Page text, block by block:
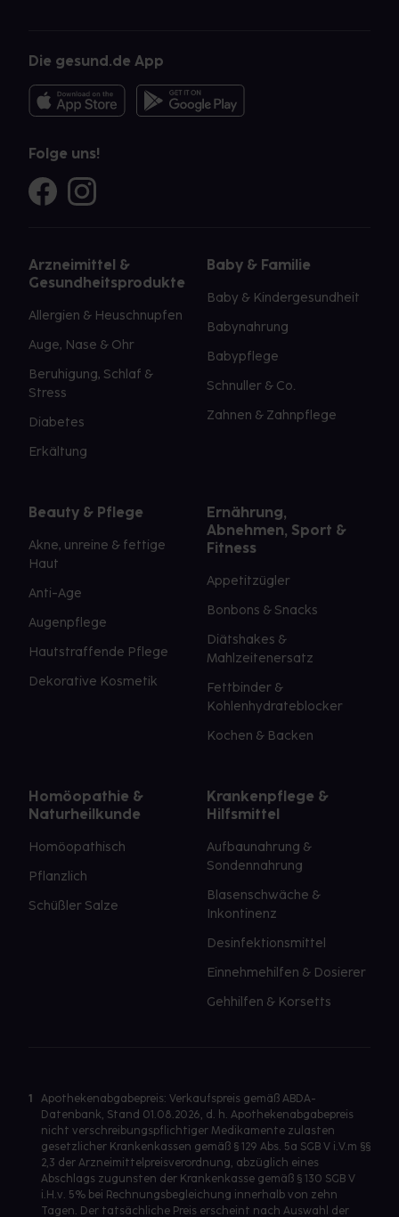
Die gesund.de App
Folge uns!
Arzneimittel &
Gesundheitsprodukte
Allergien & Heuschnupfen
Auge, Nase & Ohr
Beruhigung, Schlaf &
Stress
Diabetes
Erkältung
Baby & Familie
Baby & Kindergesundheit
Babynahrung
Babypflege
Schnuller & Co.
Zahnen & Zahnpflege
Beauty & Pflege
Akne, unreine & fettige
Haut
Anti-Age
Augenpflege
Hautstraffende Pflege
Dekorative Kosmetik
Ernährung,
Abnehmen, Sport &
Fitness
Appetitzügler
Bonbons & Snacks
Diätshakes &
Mahlzeitenersatz
Fettbinder &
Kohlenhydrateblocker
Kochen & Backen
Homöopathie &
Naturheilkunde
Homöopathisch
Pflanzlich
Schüßler Salze
Krankenpflege &
Hilfsmittel
Aufbaunahrung &
Sondennahrung
Blasenschwäche &
Inkontinenz
Desinfektionsmittel
Einnehmehilfen & Dosierer
Gehhilfen & Korsetts
1
Apothekenabgabepreis: Verkaufspreis gemäß ABDA-
Datenbank, Stand 01.08.2026, d. h. Apothekenabgabepreis
nicht verschreibungspflichtiger Medikamente zulasten
gesetzlicher Krankenkassen gemäß § 129 Abs. 5a SGB V i.V.m §§
2,3 der Arzneimittelpreisverordnung, abzüglich eines
Abschlags zugunsten der Krankenkasse gemäß § 130 SGB V
i.H.v. 5% bei Rechnungsbegleichung innerhalb von zehn
Tagen. Der tatsächliche Preis erscheint nach Auswahl der